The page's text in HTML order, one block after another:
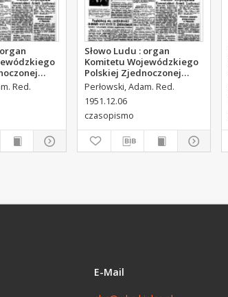
1951,
Red.
Słowo Ludu : organ
Komitetu Wojewódzkiego
Polskiej Zjednoczonej
Partii Robotniczej, 1951,
R.3, nr 315
Perłowski, Adam. Red.
1951.12.06
czasopismo
E-Mail